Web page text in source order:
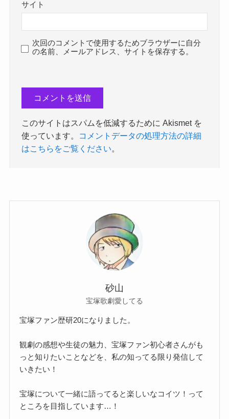
サイト
次回のコメントで使用するためブラウザーに自分
の名前、メールアドレス、サイトを保存する。
このサイトはスパムを低減するために Akismet を
使っています。
コメントデータの処理方法の詳細
はこちらをご覧ください。
砂山
宝塚歌劇愛してる
宝塚ファン歴研20になりました。
観劇の感想や生徒の魅力、宝塚ファン初心者さんがも
っと知りたいことなどを、私の知ってる限り発信して
いきたい！
宝塚について一緒に語ってると楽しいなコイツ！って
ところを目指しています…！